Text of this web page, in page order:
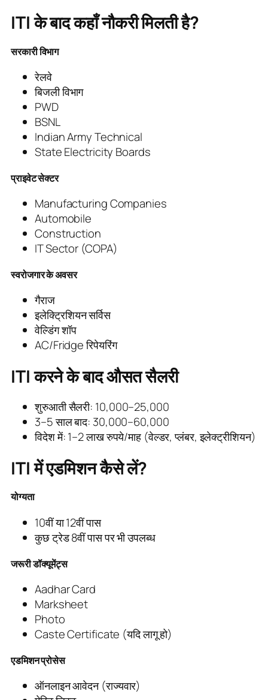
ITI के बाद कहाँ नौकरी मिलती है?
सरकारी विभाग
रेलवे
बिजली विभाग
PWD
BSNL
Indian Army Technical
State Electricity Boards
प्राइवेट सेक्टर
Manufacturing Companies
Automobile
Construction
IT Sector (COPA)
स्वरोजगार के अवसर
गैराज
इलेक्ट्रिशियन सर्विस
वेल्डिंग शॉप
AC/Fridge रिपेयरिंग
ITI करने के बाद औसत सैलरी
शुरुआती सैलरी: 10,000–25,000
3–5 साल बाद: 30,000–60,000
विदेश में: 1–2 लाख रुपये/माह (वेल्डर, प्लंबर, इलेक्ट्रीशियन)
ITI में एडमिशन कैसे लें?
योग्यता
10वीं या 12वीं पास
कुछ ट्रेड 8वीं पास पर भी उपलब्ध
जरूरी डॉक्यूमेंट्स
Aadhar Card
Marksheet
Photo
Caste Certificate (यदि लागू हो)
एडमिशन प्रोसेस
ऑनलाइन आवेदन (राज्यवार)